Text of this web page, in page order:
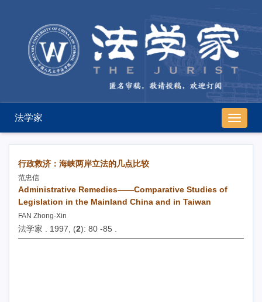
导
航
切
法学家
行政救济：海峡两岸立法的几点比较
范忠信
Administrative Remedies——Comparative Studies of
Legislation in the Mainland China and in Taiwan
FAN Zhong-Xin
法学家 . 1997, (2): 80 -85 .